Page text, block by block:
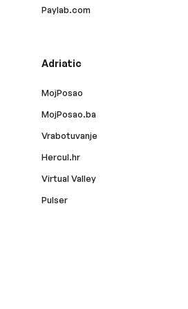
Paylab.com
Adriatic
MojPosao
MojPosao.ba
Vrabotuvanje
Hercul.hr
Virtual Valley
Pulser